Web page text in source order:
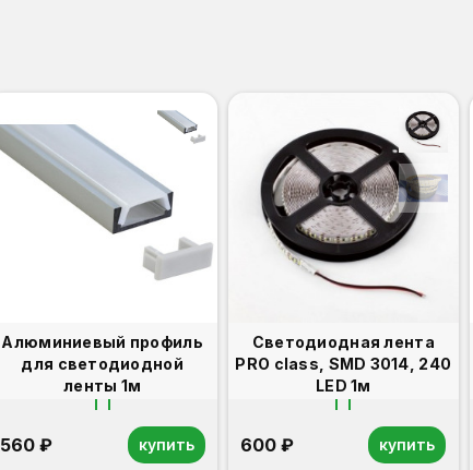
Алюминиевый профиль
для светодиодной
ленты 1м
560 ₽ купить
Светодиодная лента
PRO class, SMD 3014, 240
LED 1м
600 ₽ купить